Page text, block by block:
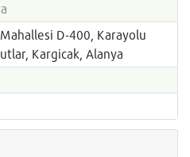
D-400, Karayolu
Kargicak, Alanya